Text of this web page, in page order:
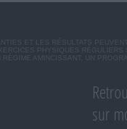
ET LES RÉSULTATS
PHYSIQUES RÉGULIERS
AMINCISSANT, UN
sur